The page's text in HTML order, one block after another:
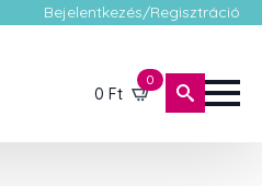
Bejelentkezés/Regisztráció
0 Ft
0